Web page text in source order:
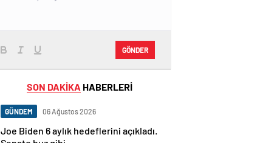
GÖNDER
SON DAKİKA HABERLERİ
GÜNDEM 06 Ağustos 2026
Joe Biden 6 aylık hedeflerini açıkladı.